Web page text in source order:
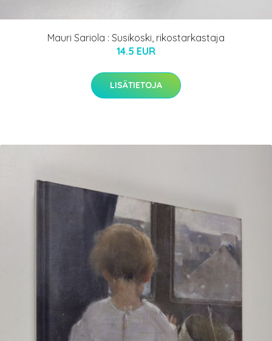
Mauri Sariola : Susikoski, rikostarkastaja
14.5 EUR
LISÄTIETOJA